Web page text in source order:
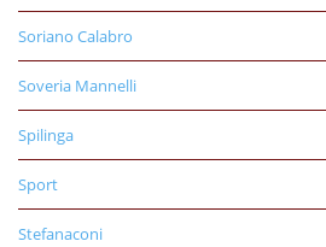
Soriano Calabro
Soveria Mannelli
Spilinga
Sport
Stefanaconi